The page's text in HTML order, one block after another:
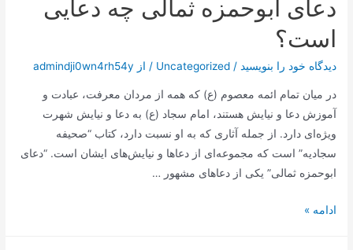
اهتمام
مرحوم
انصاری
به
اول
وقت
دعای ابوحمزه ثمالی چه دعایی
است؟
دیدگاه‌ خود را بنویسید /
Uncategorized / از admindji0wn4rh54y
در میان تمام ائمه معصوم (ع) که همه از مردان معرفت، عبادت و
آموزش دعا و نیایش هستند، امام سجاد (ع) به دعا و نیایش شهرت
ویژه‌ای دارد. از جمله آثاری که به او نسبت دارد، کتاب “صحیفه
سجادیه” است که مجموعه‌ای از دعاها و نیایش‌های ایشان است. “دعای
ابوحمزه ثمالی” یکی از دعاهای مشهور …
دعای
ادامه »